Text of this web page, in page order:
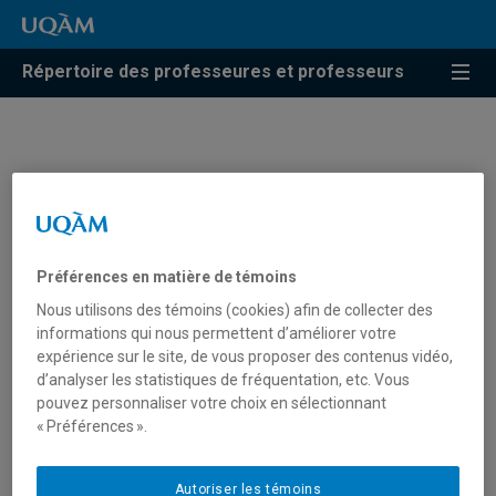
Répertoire des professeures et professeurs
Isabel Orellana
Unité: Département de didactique
Courriel:orellana.isabel@uqam.ca
Téléphone
Langues: Français, Anglais, Portugais, bulgare
Préférences en matière de témoins
Nous utilisons des témoins (cookies) afin de collecter des
informations qui nous permettent d’améliorer votre
expérience sur le site, de vous proposer des contenus vidéo,
d’analyser les statistiques de fréquentation, etc. Vous
pouvez personnaliser votre choix en sélectionnant
« Préférences ».
Autoriser les témoins